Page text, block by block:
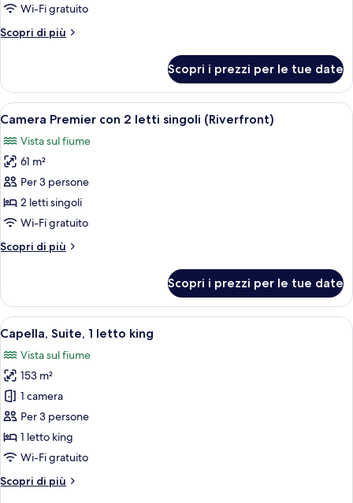
Camera,
1
letto
(Riverfront)
Wi-Fi gratuito
Scopri di più
Altri
1
letto
king
Scopri i prezzi per le tue date
Apri
tutte
le
foto
per
Camera
Premier
2
(Riverfront)
Camera d'albergo moderna con un
6
Camera Premier con 2 letti singoli (Riverfront)
Vista sul fiume
61 m²
Per 3 persone
2 letti singoli
Wi-Fi gratuito
Scopri di più
Altri
Premier
con
2
letti
singoli
(Riverfront)
Scopri i prezzi per le tue date
Apri
tutte
le
foto
per
Capella,
Suite,
1
king
Camera d'albergo moderna con un
7
Capella, Suite, 1 letto king
Vista sul fiume
153 m²
1 camera
Per 3 persone
1 letto king
Wi-Fi gratuito
Scopri di più
Altri